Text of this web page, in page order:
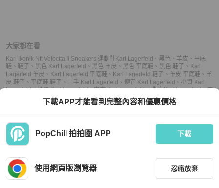
大家都在看
Karl Ikonik Nft Velocita Ii Sneakers 運動鞋Karl Lagerfeld 、 黑色 、 羊皮 、 平底
鞋 、 鞋子 、 黑色 Karl Lagerfeld 、 黑色 羊皮 、 黑色 平底鞋 、 黑色 鞋子 、 Karl
Lagerfeld 羊皮 、 Karl Lagerfeld 平底鞋 、 Karl Lagerfeld 鞋子 、 羊皮 平底鞋 、 羊
皮 鞋子 、 平底鞋 鞋子 、 二手 Karl Lagerfeld 、 便宜 Karl Lagerfeld 、 小資 Karl
Lagerfeld、熱門 Karl Lagerfeld、中古 Karl Lagerfeld、推薦 Karl Lagerfeld、二
便宜 平底鞋、小資 平底鞋、熱門 平底鞋、中古 平底鞋
、 便宜 鞋子 、小資 鞋子、熱門 鞋子、中古 鞋子、推薦 鞋子
下載APP才能看到完整內容和優惠價格
PopChill 拍拍圈 APP 下載
使用網頁版瀏覽器 忍痛放棄